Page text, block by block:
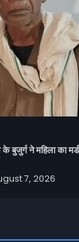
ने महिला का
7, 2026